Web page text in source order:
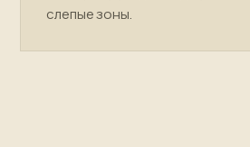
слепые зоны.